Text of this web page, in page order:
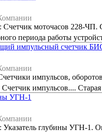
моточасов 228-ЧП.
периода работы
импульсный счетчик
импульсов,
импульсов....
УГН-1
глубины УГН-1.